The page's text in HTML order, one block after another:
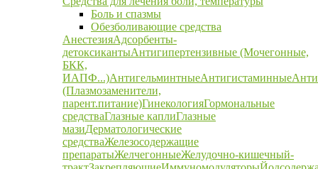
Боль и спазмы
Обезболивающие средства
АнестезияАдсорбенты-
детоксикантыАнтигипертензивные (Мочегонные,
БКК,
ИАПФ...)АнтигельминтныеАнтигистаминные
(Плазмозаменители,
парент.питание)ГинекологияГормональные
средстваГлазные каплиГлазные
мазиДерматологические
средстваЖелезосодержащие
препаратыЖелчегонныеЖелудочно-кишечный-